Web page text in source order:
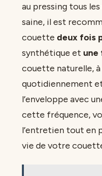
au pressing tous
saine, il est
couette deux fois
synthétique et une
couette naturelle,
quotidiennement
l’enveloppe avec
cette fréquence,
l’entretien tout en
vie de votre